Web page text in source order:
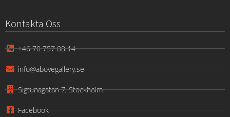
Kontakta Oss
+46 70 757 08 14
info@abovegallery.se
Sigtunagatan 7, Stockholm
Facebook